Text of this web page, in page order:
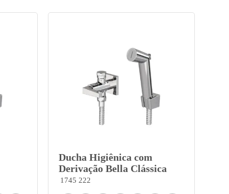
Ducha Higiênica com
Derivação Bella Clássica
1745 222